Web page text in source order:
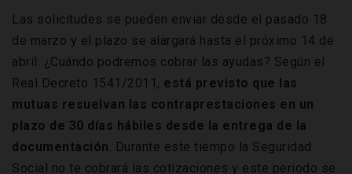
Las solicitudes se pueden enviar desde el pasado 18
de marzo y el plazo se alargará hasta el próximo 14 de
abril. ¿Cuándo podremos cobrar las ayudas? Según el
Real Decreto 1541/2011, está previsto que las
mutuas resuelvan las contraprestaciones en un
plazo de 30 días hábiles desde la entrega de la
documentación. Durante este tiempo la Seguridad
Social no te cobrará las cotizaciones y este periodo se